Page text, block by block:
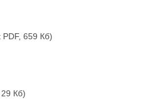
659 Кб)
Кб)